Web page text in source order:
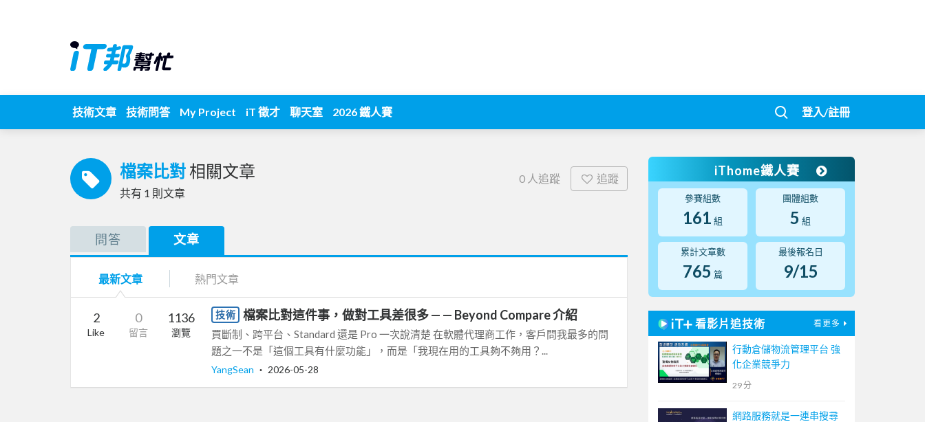
技術文章 技術問答 My Project iT 徵才 聊天室 2026 鐵人賽 登入/註冊
檔案比對 相關文章
共有 1 則文章
0 人追蹤 追蹤
問答 文章
最新文章 熱門文章
2
Like
0
留言
1136
瀏覽
技術 檔案比對這件事，做對工具差很多 — — Beyond Compare 介紹
買斷制、跨平台、Standard 還是 Pro 一次說清楚 在軟體代理商工作，客戶問我最多的問
題之一不是「這個工具有什麼功能」，而是「我現在用的工具夠不夠用？...
YangSean ‧ 2026-05-28
iThome鐵人賽
參賽組數
161 組
團體組數
5 組
累計文章數
765 篇
最後報名日
9/15
看影片追技術 看更多
行動倉儲物流管理平台 強
化企業競爭力
29 分
網路服務就是一連串搜尋